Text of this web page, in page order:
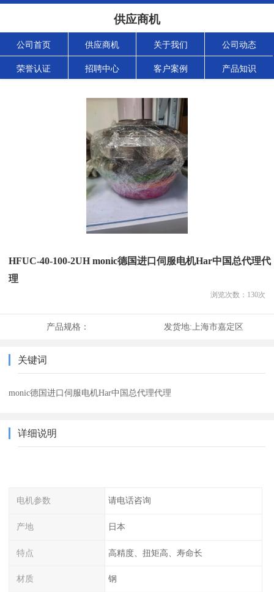
供应商机
公司首页 供应商机 关于我们 公司动态
荣誉认证 招聘中心 客户案例 产品知识
HFUC-40-100-2UH monic德国进口伺服电机Har中国总代理代
理
浏览次数： 130次
产品规格： 发货地: 上海市嘉定区
关键词
monic德国进口伺服电机Har中国总代理代理
详细说明
电机参数 请电话咨询
产地 日本
特点 高精度、扭矩高、寿命长
材质 钢